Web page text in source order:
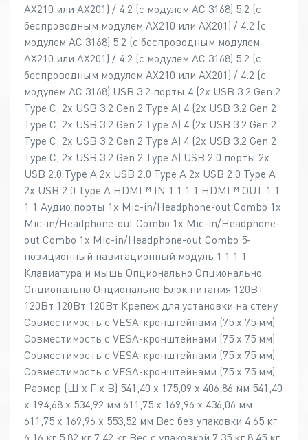
AX210 или AX201) / 4.2 (с модулем AC 3168) 5.2 (с
беспроводным модулем AX210 или AX201) / 4.2 (с
модулем AC 3168) 5.2 (с беспроводным модулем
AX210 или AX201) / 4.2 (с модулем AC 3168) 5.2 (с
беспроводным модулем AX210 или AX201) / 4.2 (с
модулем AC 3168) USB 3.2 порты 4 (2x USB 3.2 Gen 2
Type C, 2x USB 3.2 Gen 2 Type A) 4 (2x USB 3.2 Gen 2
Type C, 2x USB 3.2 Gen 2 Type A) 4 (2x USB 3.2 Gen 2
Type C, 2x USB 3.2 Gen 2 Type A) 4 (2x USB 3.2 Gen 2
Type C, 2x USB 3.2 Gen 2 Type A) USB 2.0 порты 2x
USB 2.0 Type A 2x USB 2.0 Type A 2x USB 2.0 Type A
2x USB 2.0 Type A HDMI™ IN 1 1 1 1 HDMI™ OUT 1 1
1 1 Аудио порты 1x Mic-in/Headphone-out Combo 1x
Mic-in/Headphone-out Combo 1x Mic-in/Headphone-
out Combo 1x Mic-in/Headphone-out Combo 5-
позиционный навигационный модуль 1 1 1 1
Клавиатура и мышь Опционально Опционально
Опционально Опционально Блок питания 120Вт
120Вт 120Вт 120Вт Крепеж для установки на стену
Совместимость с VESA-кронштейнами (75 х 75 мм)
Совместимость с VESA-кронштейнами (75 х 75 мм)
Совместимость с VESA-кронштейнами (75 х 75 мм)
Совместимость с VESA-кронштейнами (75 х 75 мм)
Размер (Ш х Г х В) 541,40 x 175,09 x 406,86 мм 541,40
x 194,68 x 534,92 мм 611,75 x 169,96 x 436,06 мм
611,75 x 169,96 x 553,52 мм Вес без упаковки 4.65 кг
6.16 кг 5.82 кг 7.42 кг Вес с упаковкой 7.35 кг 8.45 кг